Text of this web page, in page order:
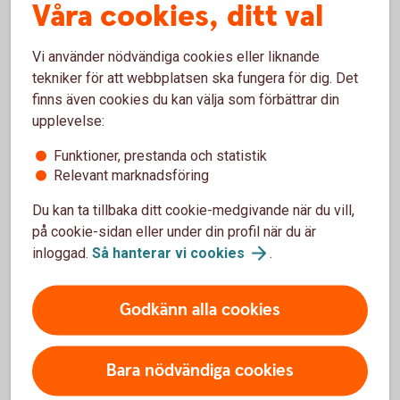
Godkänn mottagare samt
överföringar/betalningar
Byte av PIN-kod
Byte av batteri
Om säkerhetsdosan spärras
Talande säkerhetsdosa
Det här är den senaste versionen av den talande
säkerhetsdosan som har en display där den visar
informationen samtidigt som dosan läser upp meddelandet.
Du kan logga in på två olika sätt. Efter att du har angett ditt
Våra cookies, ditt val
Vi använder nödvändiga cookies eller liknande
tekniker för att webbplatsen ska fungera för dig. Det
finns även cookies du kan välja som förbättrar din
upplevelse:
Funktioner, prestanda och statistik
Relevant marknadsföring
Du kan ta tillbaka ditt cookie-medgivande när du vill,
på cookie-sidan eller under din profil när du är
inloggad. Så hanterar vi cookies .
Godkänn alla cookies
Bara nödvändiga cookies